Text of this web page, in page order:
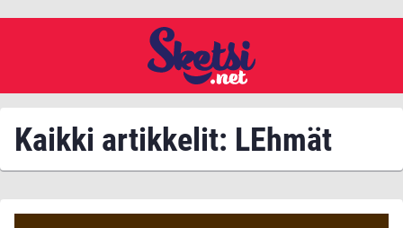
Kaikki artikkelit: LEhmät